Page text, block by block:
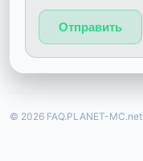
© 2026 FAQ.PLANET-MC.net